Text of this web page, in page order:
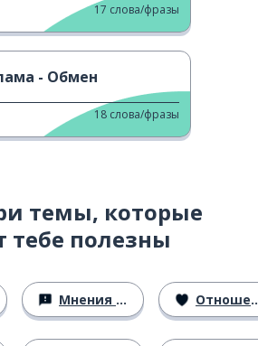
17 слова/фразы
- Обмен
18 слова/фразы
темы, которые
тебе полезны
Мнения и убеждения Отношения